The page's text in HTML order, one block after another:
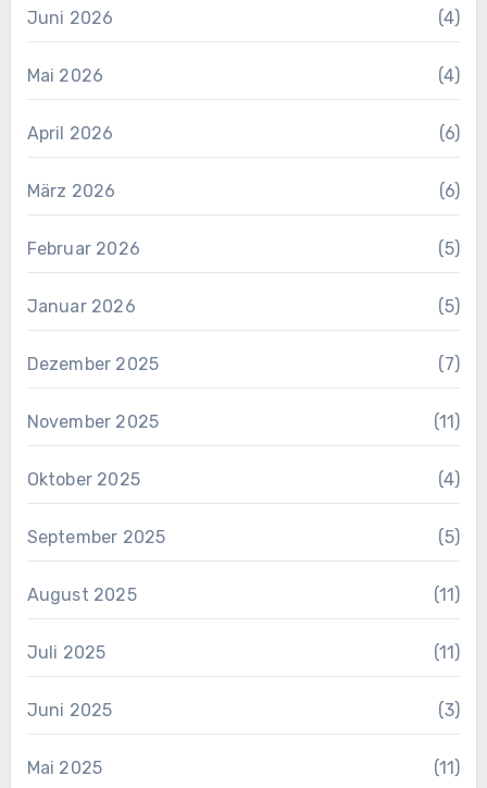
Juni 2026 (4)
Mai 2026 (4)
April 2026 (6)
März 2026 (6)
Februar 2026 (5)
Januar 2026 (5)
Dezember 2025 (7)
November 2025 (11)
Oktober 2025 (4)
September 2025 (5)
August 2025 (11)
Juli 2025 (11)
Juni 2025 (3)
Mai 2025 (11)